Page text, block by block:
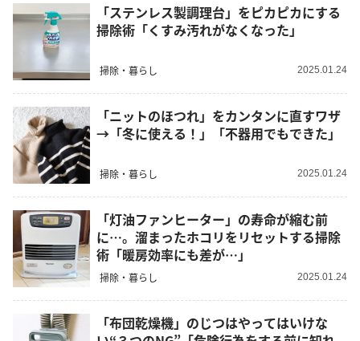
「ステンレス製調理台」をピカピカにする
掃除術「くすみ汚れがなくなった」
掃除・暮らし 2025.01.24
「ニットのほつれ」をカンタンに直すワザ
→「冬に使える！」「不器用でもできた」
掃除・暮らし 2025.01.24
「灯油ファンヒーター」の寿命が縮む前
に…。溜まったホコリをリセットする掃除
術「暖房効率にも差が…」
掃除・暮らし 2025.01.24
「布団乾燥機」のじつはやってはいけな